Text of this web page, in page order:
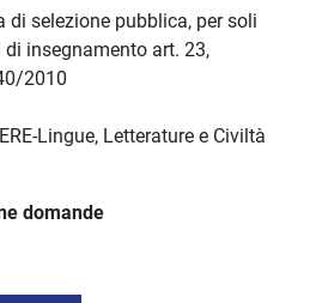
di selezione pubblica, per soli
insegnamento art. 23,
2010
Lingue, Letterature e Civiltà
domande